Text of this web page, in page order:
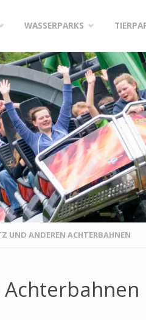
WASSERPARKS
UND ANDEREN ACHTERBAHNEN